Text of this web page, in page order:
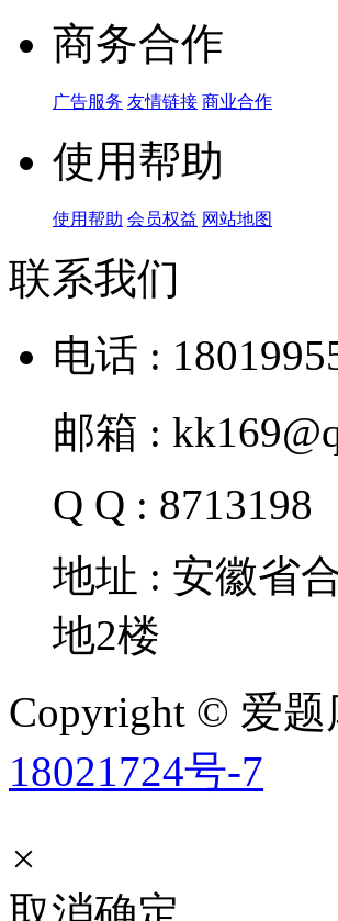
商务合作
广告服务 友情链接 商业合作
使用帮助
使用帮助 会员权益 网站地图
联系我们
电话 :
邮箱 :
Q Q : 8713198
地址 : 安徽省
地2楼
Copyright © 爱题
18021724号-7
×